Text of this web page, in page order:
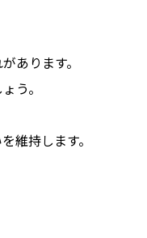
あります。
う。
維持します。